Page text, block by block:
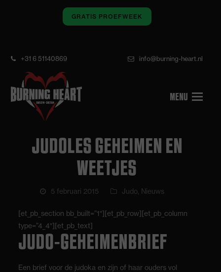
GRATIS PROEFWEEK
+31 6 51140869 info@burning-heart.nl
JUDOLES GEHEIMEN EN
WEETJES
5 februari 2015 Judo, Nieuws
[et_pb_section bb_built=”1″][et_pb_row][et_pb_column
type=”4_4″][et_pb_text]
JUDO-GEHEIMENBRIEF
Een brief voor de judoka en zijn of haar ouders vol